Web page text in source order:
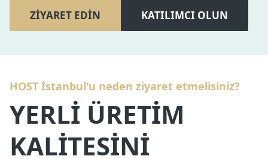
ZIYARET EDIN KATILIMCI OLUN
HOST İstanbul'u neden ziyaret etmelisiniz?
YERLİ ÜRETİM
KALİTESİNİ